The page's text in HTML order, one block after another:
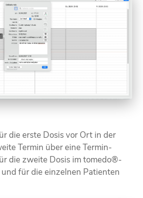
die erste Dosis vor Ort in der
Termin über eine Termin-
die zweite Dosis im tomedo®-
für die einzelnen Patienten